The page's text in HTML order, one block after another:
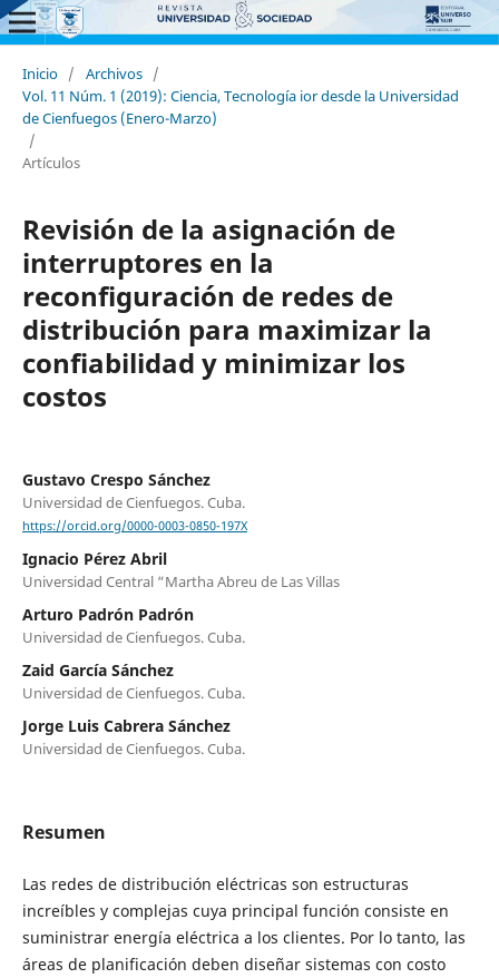
Inicio / Archivos /
Vol. 11 Núm. 1 (2019): Ciencia, Tecnología ior desde la Universidad
de Cienfuegos (Enero-Marzo)
/
Artículos
Revisión de la asignación de
interruptores en la
reconfiguración de redes de
distribución para maximizar la
confiabilidad y minimizar los
costos
Gustavo Crespo Sánchez
Universidad de Cienfuegos. Cuba.
https://orcid.org/0000-0003-0850-197X
Ignacio Pérez Abril
Universidad Central “Martha Abreu de Las Villas
Arturo Padrón Padrón
Universidad de Cienfuegos. Cuba.
Zaid García Sánchez
Universidad de Cienfuegos. Cuba.
Jorge Luis Cabrera Sánchez
Universidad de Cienfuegos. Cuba.
Resumen
Las redes de distribución eléctricas son estructuras
increíbles y complejas cuya principal función consiste en
suministrar energía eléctrica a los clientes. Por lo tanto, las
áreas de planificación deben diseñar sistemas con costo